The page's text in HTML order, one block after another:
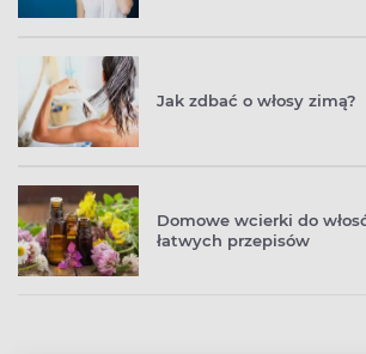
Jak zdbać o włosy zimą?
Domowe wcierki do
łatwych przepisów